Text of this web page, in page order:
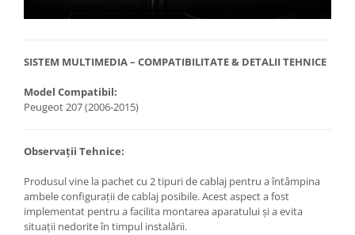
SISTEM MULTIMEDIA – COMPATIBILITATE & DETALII TEHNICE
Model Compatibil:
Peugeot 207 (2006-2015)
Observații Tehnice:
Produsul vine la pachet cu 2 tipuri de cablaj pentru a întâmpina
ambele configurații de cablaj posibile. Acest aspect a fost
implementat pentru a facilita montarea aparatului și a evita
situații nedorite în timpul instalării.